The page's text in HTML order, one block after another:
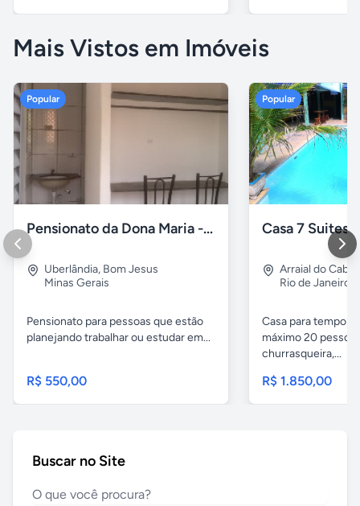
Mais Vistos em Imóveis
Popular
Pensionato da Dona Maria - Uberlândia/MG
Uberlândia, Bom Jesus
Minas Gerais
Pensionato para pessoas que estão
planejando trabalhar ou estudar em...
R$ 550,00
Popular
Arraial do Cabo
Rio de Janeiro
Casa para
máximo 20
churrasqueira,...
R$ 1.850,00
Buscar no Site